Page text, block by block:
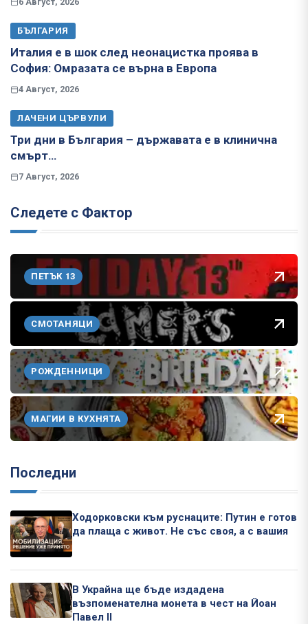
БЪЛГАРИЯ
Италия е в шок след неонацистка проява в
София: Омразата се върна в Европа
4 Август, 2026
ЛАЧЕНИ ЦЪРВУЛИ
Три дни в България – държавата е в клинична
смърт…
7 Август, 2026
Следете с Фактор
ПЕТЪК 13
СМОТАНЯЦИ
РОЖДЕННИЦИ
МАГИИ В КУХНЯТА
Последни
Ходорковски към руснаците: Путин е готов
да плаща с живот. Не със своя, а с вашия
В Украйна ще бъде издадена
възпоменателна монета в чест на Йоан
Павел II